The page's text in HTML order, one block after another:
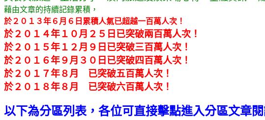
藉由文章的持續記錄累積，
於２０１３年６月６日累積人氣已超越一百萬人次！
於２０１４年１０月２５日已突破兩百萬人次！
於２０１５年１２月９日已突破三百萬人次！
於２０１６年９月３０日已突破四百萬人次！
於２０１７年８月 已突破五百萬人次！
於２０１８年８月 已突破六百萬人次！
以下為分區列表，各位可直接擊點進入分區文章